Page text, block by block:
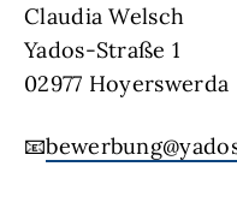
Claudia Welsch
Yados-Straße 1
02977 Hoyerswerda
📧